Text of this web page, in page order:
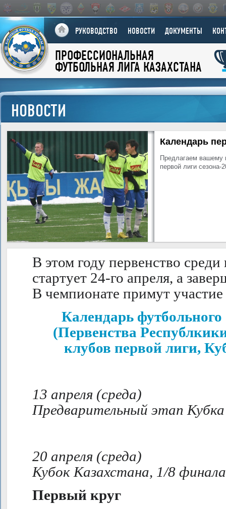
РУКОВОДСТВО НОВОСТИ ДОКУМЕНТЫ
ПРОФЕССИОНАЛЬНАЯ
ФУТБОЛЬНАЯ ЛИГА КАЗАХСТАНА
НОВОСТИ
Календарь
Предлагаем вашему
первой лиги сезона-
В этом году первенство
стартует 24-го апреля, а
В чемпионате примут
Календарь футбольного
(Первенства
клубов первой лиги,
13 апреля (среда)
Предварительный этап
20 апреля (среда)
Кубок Казахстана, 1/8 финала
Первый круг